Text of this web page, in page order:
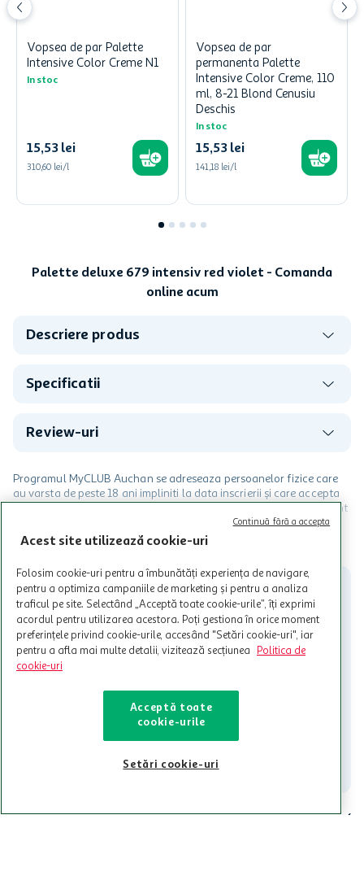
Vopsea de par Palette
Intensive Color Creme N1
In stoc
15,53 lei
310,60 lei/l
Vopsea de par
permanenta Palette
Intensive Color Creme, 110
ml, 8-21 Blond Cenusiu
Deschis
In stoc
15,53 lei
141,18 lei/l
Palette deluxe 679 intensiv red violet - Comanda
online acum
Descriere produs
Specificatii
Review-uri
Programul MyCLUB Auchan se adreseaza persoanelor fizice care
au varsta de peste 18 ani impliniti la data inscrierii și care accepta
Termenele și Condițiile Programului. Ofertele MyCLUB Auchan sunt
valabile in limita stocurilor disponibile. Beneficiile se acorda in
limita a 12 unitati / card client o singura data in perioada promotiei.
participante și pentru acțiuni promotionale indicate de Auchan si
nu poate fi utilizat in legatura cu alti comercianți sau pentru alte
activitati in afara celor mentionate in Termene si Conditii. Auchan
nu raspunde pentru imposibilitatea utilizarii Cardului in perioada in
care aceste este suspendat sau in perioada in care sunt efectuate
intretineri sau reparatii tehnice la sistemul de utilizarea al Cardului.
CITESTE MAI MULT
Iti stam mereu la dispozitie.
021-9141 contact@auchan.ro
Pentru tine
Acest site utilizează cookie-uri
Folosim cookie-uri pentru a îmbunătăți experiența de navigare,
pentru a optimiza campaniile de marketing și pentru a analiza
traficul pe site. Selectând „Acceptă toate cookie-urile”, îți exprimi
acordul pentru utilizarea acestora. Poți gestiona în orice moment
preferințele privind cookie-urile, accesând "Setări cookie-uri", iar
pentru a afla mai multe detalii, vizitează secțiunea
Politica de
cookie-uri
Acceptă toate
cookie-urile
Setări cookie-uri
Continuă fără a accepta